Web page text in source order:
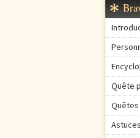
Quête